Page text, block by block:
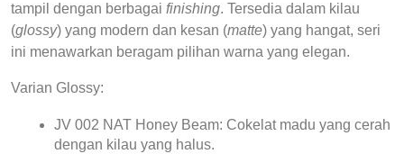
tampil dengan berbagai finishing. Tersedia dalam kilau
(glossy) yang modern dan kesan (matte) yang hangat, seri
ini menawarkan beragam pilihan warna yang elegan.
Varian Glossy:
JV 002 NAT Honey Beam: Cokelat madu yang cerah
dengan kilau yang halus.